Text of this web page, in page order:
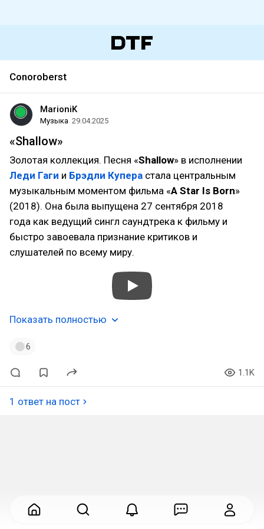
Conoroberst
MarioniK
Музыка 29.04.2025
«Shallow»
Золотая коллекция. Песня «Shallow» в исполнении
Леди Гаги и Брэдли Купера стала центральным
музыкальным моментом фильма «A Star Is Born»
(2018). Она была выпущена 27 сентября 2018
года как ведущий сингл саундтрека к фильму и
быстро завоевала признание критиков и
слушателей по всему миру.
Показать полностью
6
1.1K
1 ответ на пост